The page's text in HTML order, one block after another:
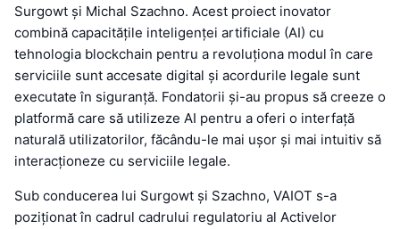
Surgowt și Michal Szachno. Acest proiect inovator
combină capacitățile inteligenței artificiale (AI) cu
tehnologia blockchain pentru a revoluționa modul în care
serviciile sunt accesate digital și acordurile legale sunt
executate în siguranță. Fondatorii și-au propus să creeze o
platformă care să utilizeze AI pentru a oferi o interfață
naturală utilizatorilor, făcându-le mai ușor și mai intuitiv să
interacționeze cu serviciile legale.
Sub conducerea lui Surgowt și Szachno, VAIOT s-a
poziționat în cadrul cadrului regulatoriu al Activelor